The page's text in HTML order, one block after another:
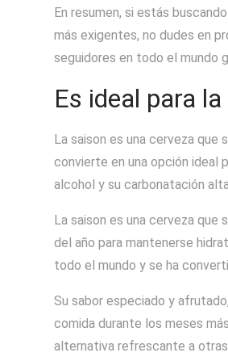
En resumen, si estás
más exigentes, no dudes en
seguidores en todo el mundo
Es ideal para
La saison es una cerveza
convierte en una opción ideal
alcohol y su carbonatación
La saison es una cerveza que
del año para mantenerse
todo el mundo y se ha
Su sabor especiado y
comida durante los meses
alternativa refrescante a